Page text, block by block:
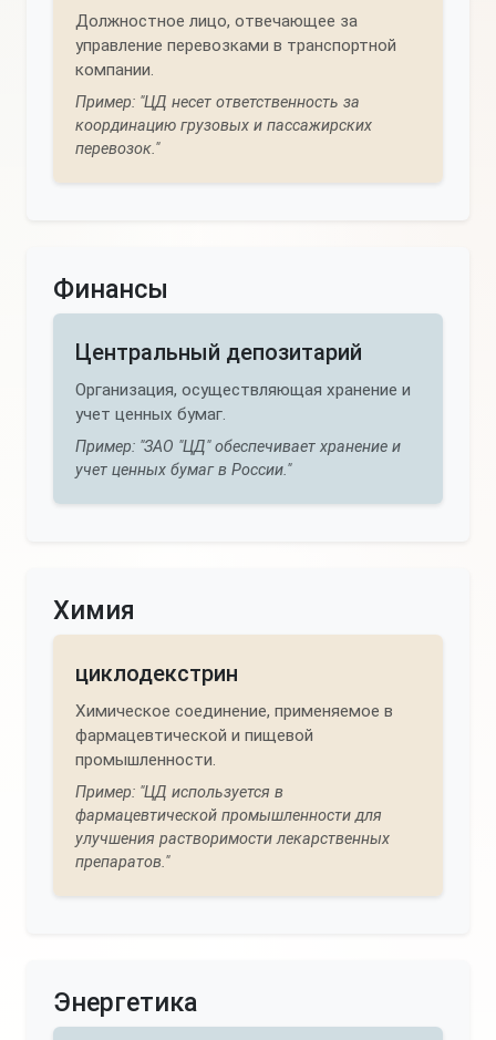
Должностное лицо, отвечающее за
управление перевозками в транспортной
компании.
Пример: "ЦД несет ответственность за
координацию грузовых и пассажирских
перевозок."
Финансы
Центральный депозитарий
Организация, осуществляющая хранение и
учет ценных бумаг.
Пример: "ЗАО "ЦД" обеспечивает хранение и
учет ценных бумаг в России."
Химия
циклодекстрин
Химическое соединение, применяемое в
фармацевтической и пищевой
промышленности.
Пример: "ЦД используется в
фармацевтической промышленности для
улучшения растворимости лекарственных
препаратов."
Энергетика